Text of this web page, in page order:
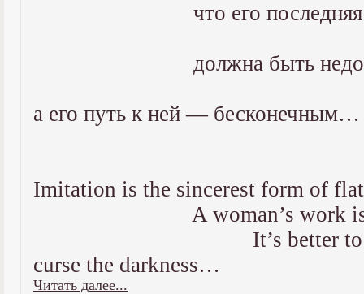
что его
должна быть
а его путь к ней — бесконечным…
Imitation is the sincerest form of
A woman’s work
It’s better
curse the darkness…
Читать далее...